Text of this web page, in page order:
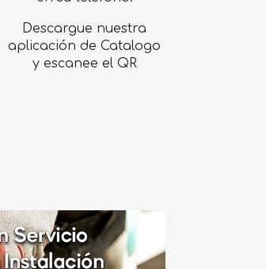
Descargue nuestra
aplicación de Catalogo
y escanee el QR